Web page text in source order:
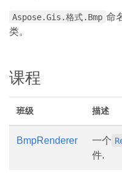
Aspose.Gis.格式.Bmp 命
类。
课程
班级 描述
BmpRenderer 一个
件.